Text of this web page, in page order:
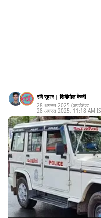
रवि सुमन | शिबीमोल केजी
28 अगस्त 2025 (अपडेटेड:
28 अगस्त 2025, 11:18 AM